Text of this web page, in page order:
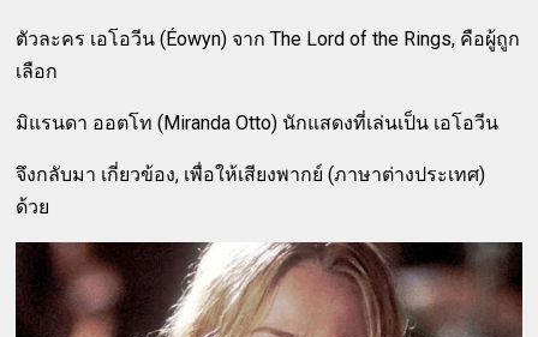
ตัวละคร เอโอวีน (Éowyn) จาก The Lord of the Rings, คือผู้ถูก
เลือก
มิแรนดา ออตโท (Miranda Otto) นักแสดงที่เล่นเป็น เอโอวีน
จึงกลับมา เกี่ยวข้อง, เพื่อให้เสียงพากย์ (ภาษาต่างประเทศ)
ด้วย